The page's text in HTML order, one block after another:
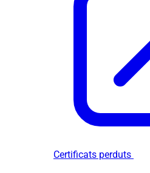
Certificats perduts